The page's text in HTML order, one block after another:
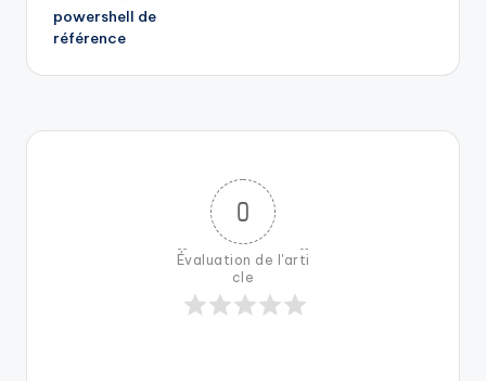
powershell de
référence
0
Évaluation de l'arti
cle